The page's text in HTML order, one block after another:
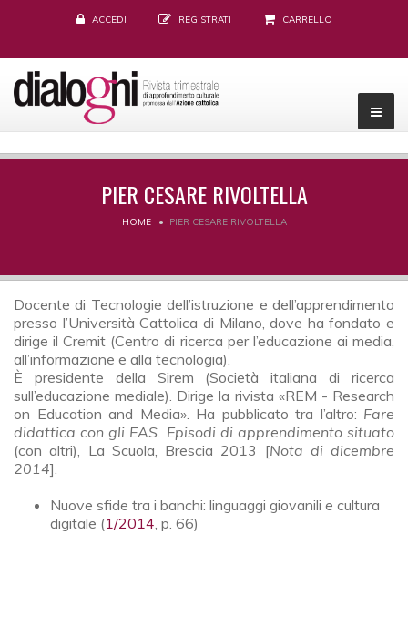
ACCEDI REGISTRATI CARRELLO
PIER CESARE RIVOLTELLA
HOME PIER CESARE RIVOLTELLA
Docente di Tecnologie dell’istruzione e dell’apprendimento
presso l’Università Cattolica di Milano, dove ha fondato e
dirige il Cremit (Centro di ricerca per l’educazione ai media,
all’informazione e alla tecnologia).
È presidente della Sirem (Società italiana di ricerca
sull’educazione mediale). Dirige la rivista «REM - Research
on Education and Media». Ha pubblicato tra l’altro: Fare
didattica con gli EAS. Episodi di apprendimento situato
(con altri), La Scuola, Brescia 2013 [Nota di dicembre
2014].
Nuove sfide tra i banchi: linguaggi giovanili e cultura
digitale (1/2014, p. 66)